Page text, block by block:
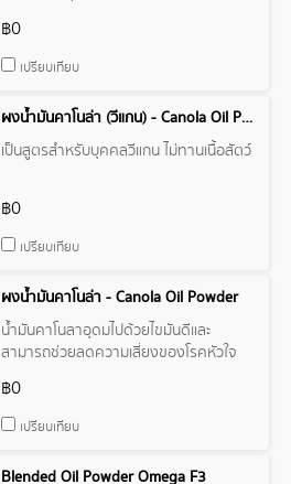
฿0
เปรียบเทียบ
ผงน้ำมันคาโนล่า (วีแกน) - Canola Oil Powder 41V (Vegan)
เป็นสูตรสำหรับบุคคลวีแกน ไม่ทานเนื้อสัตว์
฿0
เปรียบเทียบ
ผงน้ำมันคาโนล่า - Canola Oil Powder
น้ำมันคาโนลาอุดมไปด้วยไขมันดีและ
สามารถช่วยลดความเสี่ยงของโรคหัวใจ
คอเลสเตอรอล LDL ในเลือด
฿0
เปรียบเทียบ
Blended Oil Powder Omega F3